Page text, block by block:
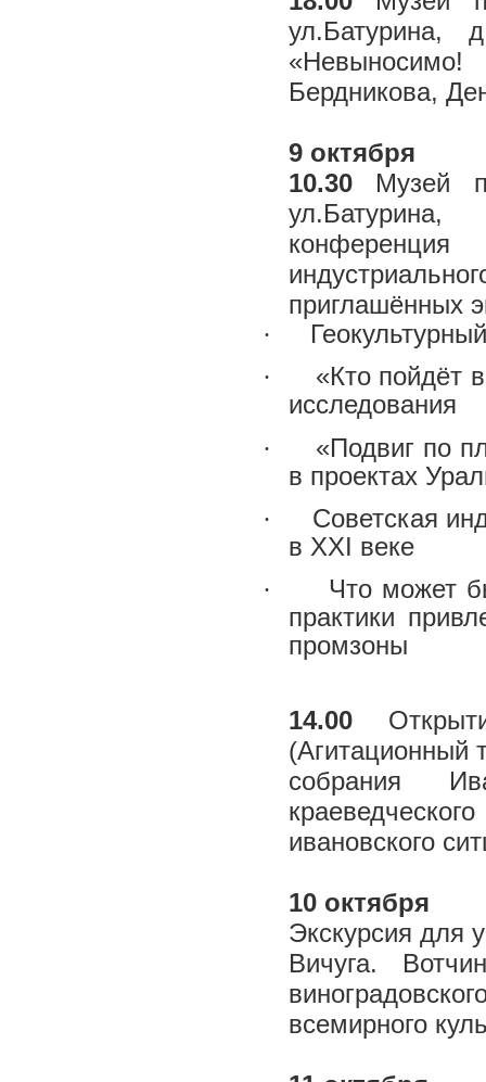
ул.Батурина,
«Невыносимо!
Бердникова,
9 октября
10.30 Музей
ул.Батурина,
приглашённых
·
·
«Кто пойдёт
исследования
·
«Подвиг по
в проектах
·
Советская
в XXI веке
·
Что может
практики
промзоны
14.00
(Агитационный
собрания
ивановского
10 октября
Экскурсия для
Вичуга.
всемирного